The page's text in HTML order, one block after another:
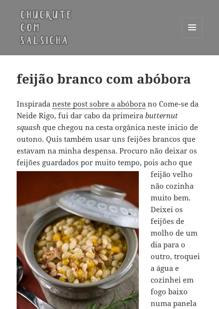
WIDGETS
feijão branco com abóbora
Inspiradaneste post sobre a abóbora no Come-se da
Neide Rigo, fui dar cabo da primeirabutternut
squash que chegou na cesta orgânica neste inicio de
outono. Quis também usar uns feijões brancos que
estavam na minha despensa. Procuro não deixar os
feijões guardados por muito tempo,pois acho que
feijão velho
não cozinha
muito bem.
Deixei os
feijões de
molho de um
dia para o
outro, troquei
a água e
cozinhei em
fogo baixo
numa panela